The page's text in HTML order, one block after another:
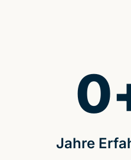
Jahre
0